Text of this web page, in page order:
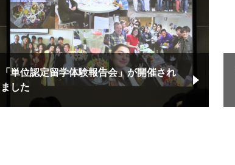
「単位認定留学体験報告会」が開催され
ました